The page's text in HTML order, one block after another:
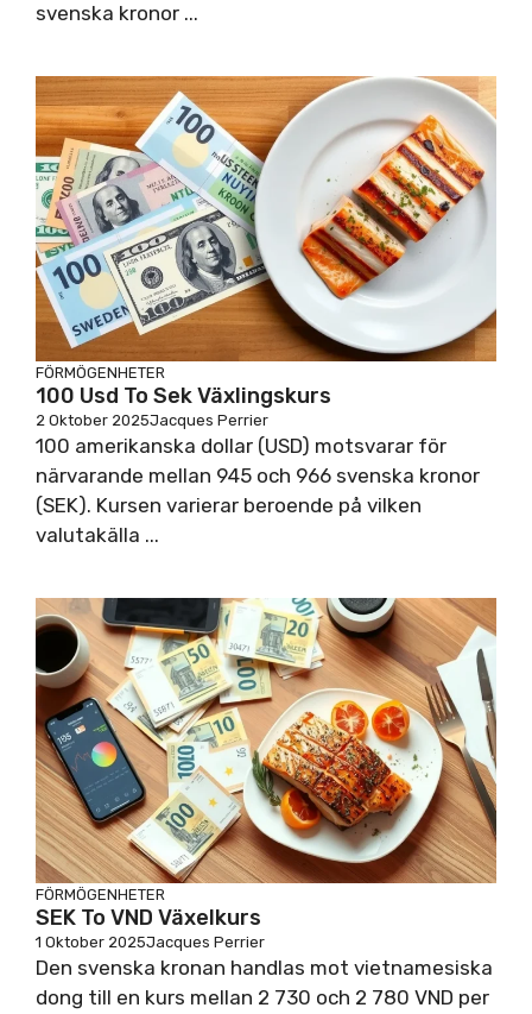
svenska kronor ...
FÖRMÖGENHETER
100 Usd To Sek Växlingskurs
2 Oktober 2025Jacques Perrier
100 amerikanska dollar (USD) motsvarar för
närvarande mellan 945 och 966 svenska kronor
(SEK). Kursen varierar beroende på vilken
valutakälla ...
FÖRMÖGENHETER
SEK To VND Växelkurs
1 Oktober 2025Jacques Perrier
Den svenska kronan handlas mot vietnamesiska
dong till en kurs mellan 2 730 och 2 780 VND per